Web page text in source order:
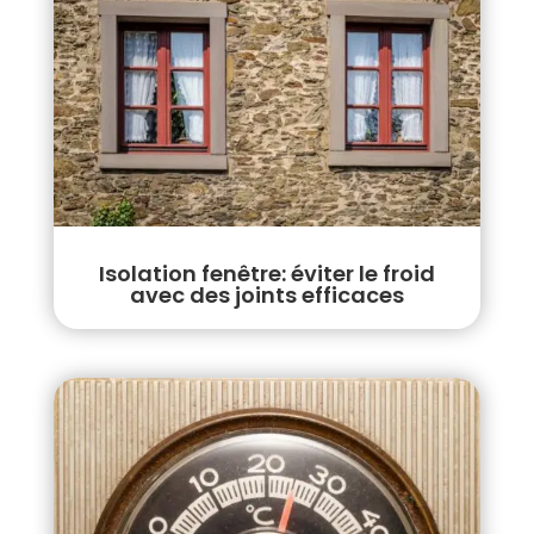
Isolation fenêtre: éviter le froid
avec des joints efficaces